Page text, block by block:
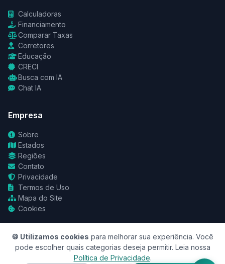
Calculadoras
Financiamento
Comparar Taxas
Corretores
Educação
CRECI
Busca com IA
Chat IA
Empresa
Sobre
Estados
Regiões
Contato
Privacidade
Termos de Uso
Mapa do Site
Cookies
© 2026 RedeCasas. Todos os direitos reservados.
🍪 Utilizamos cookies para melhorar sua experiência. Você
pode escolher quais categorias deseja permitir. Leia nossa
Política de Privacidade.